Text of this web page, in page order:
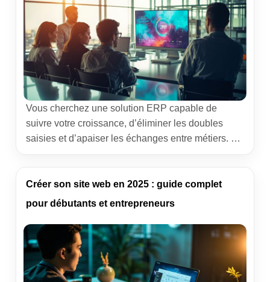
Vous cherchez une solution ERP capable de
suivre votre croissance, d’éliminer les doubles
saisies et d’apaiser les échanges entre métiers. Je
et esquiver les pièges classiques qui coûtent du
temps, de l’énergie et… du budget. ERP, PGI,
Créer son site web en 2025 : guide complet
pour débutants et entrepreneurs